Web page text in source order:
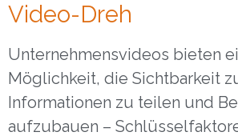
Video-Dreh
Unternehmensvideos bieten
Möglichkeit, die Sichtbarkeit
Informationen zu teilen und
aufzubauen –